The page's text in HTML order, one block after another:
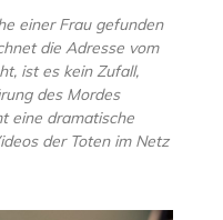
einer Frau gefunden
die Adresse vom
ist es kein Zufall,
des Mordes
eine dramatische
der Toten im Netz